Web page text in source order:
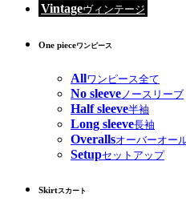
Vintageヴィンテージ
One pieceワンピース
Allワンピース全て
No sleeve ノースリーブ
Half sleeve半袖
Long sleeve長袖
Overallsオーバーオー
Setupセットアップ
Skirtスカート